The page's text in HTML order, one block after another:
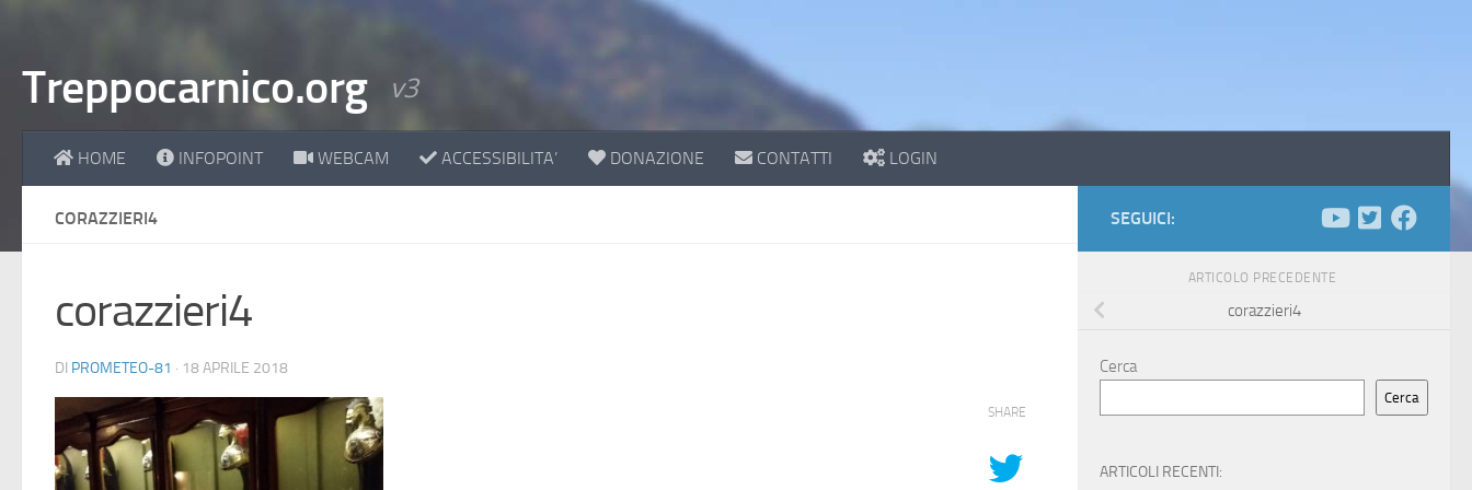
Treppocarnico.org v3
HOME INFOPOINT WEBCAM ACCESSIBILITA’ DONAZIONE CONTATTI LOGIN
CORAZZIERI4
corazzieri4
DI PROMETEO-81 · 18 APRILE 2018
SHARE
SEGUICI:
ARTICOLO PRECEDENTE
corazzieri4
Cerca
Cerca
ARTICOLI RECENTI: